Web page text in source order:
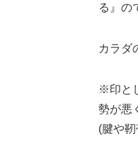
る』の
カラダ
※印と
勢が悪
(腱や